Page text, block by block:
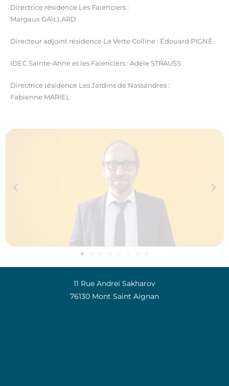
Directrice résidence Les Faïenciers :
Margaux GAILLARD
Directeur adjoint résidence La Verte Colline : Édouard PIGNÉ
IDEC Sainte-Anne et les Faïenciers : Adèle STRAUSS
Directrice résidence Les Jardins de Nassandres :
Fabienne MARIEL
11 Rue Andreï Sakharov
76130 Mont Saint Aignan